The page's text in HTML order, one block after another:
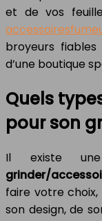
et de vos
broyeurs
d’une boutique
Quels
pour son
Il existe
grinder/
faire votre
son design, de